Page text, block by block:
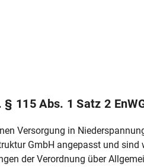
115 Abs. 1 Satz 2
Versorgung in
GmbH angepasst und sind
der Verordnung über